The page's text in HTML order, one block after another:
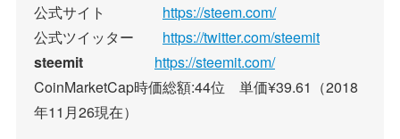
公式サイト https://steem.com/
公式ツイッター https://twitter.com/steemit
steemit
https://steemit.com/
CoinMarketCap時価総額:44位 単価¥39.61（2018
年11月26現在）